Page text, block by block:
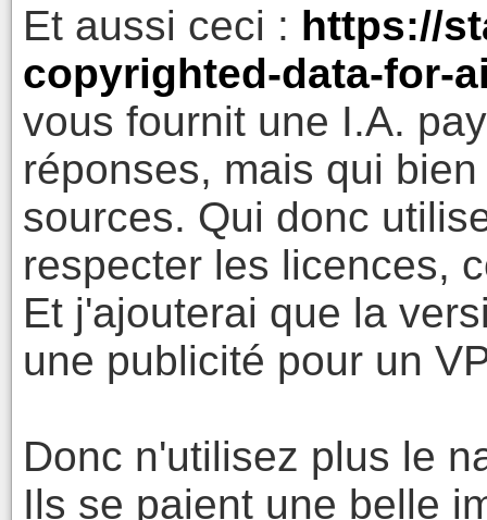
Et aussi ceci : https://
copyrighted-data-for-
vous fournit une I.A.
réponses, mais qui
sources. Qui donc
respecter les licences,
Et j'ajouterai que la
une publicité pour un
Donc n'utilisez plus le
Ils se paient une belle